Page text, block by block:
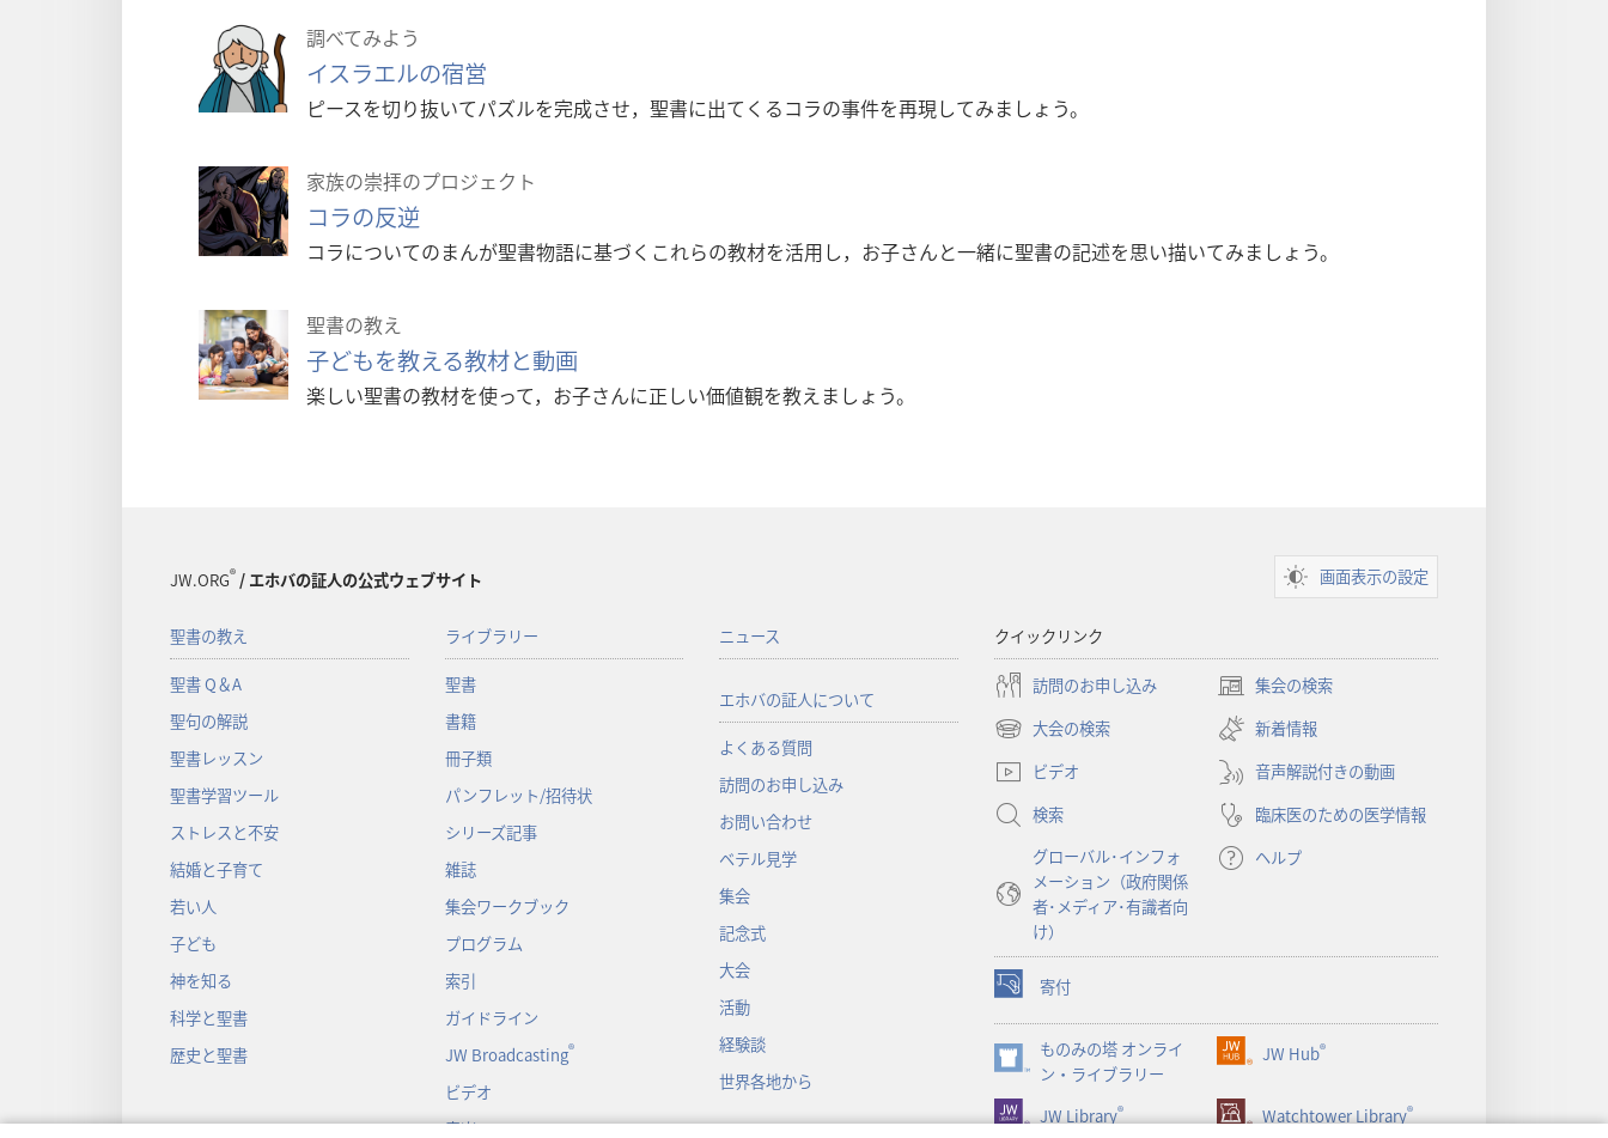
調べてみよう
イスラエルの宿営
ピースを切り抜いてパズルを完成させ，聖書に出てくるコラの事件を再現してみましょう。
家族の崇拝のプロジェクト
コラの反逆
コラについてのまんが聖書物語に基づくこれらの教材を活用し，お子さんと一緒に聖書の記述を思い描いてみましょう。
聖書の教え
子どもを教える教材と動画
楽しい聖書の教材を使って，お子さんに正しい価値観を教えましょう。
JW.ORG®/ エホバの証人の公式ウェブサイト 画面表示の設定
聖書の教え
聖書 Q＆A
聖句の解説
聖書レッスン
聖書学習ツール
ストレスと不安
結婚と子育て
若い人
子ども
神を知る
科学と聖書
歴史と聖書
ライブラリー
聖書
書籍
冊子類
パンフレット/招待状
シリーズ記事
雑誌
集会ワークブック
プログラム
索引
ガイドライン
JW Broadcasting®
ビデオ
音楽
ニュース
エホバの証人について
よくある質問
訪問のお申し込み
お問い合わせ
ベテル見学
集会
記念式
大会
活動
経験談
世界各地から
クイックリンク
訪問のお申し込み 集会の検索
（新
し
い
タ
ブ
で
開
く）
大会の検索
（新
し
タ
開
新着情報
ビデオ
音声解説付きの動画
検索
臨床医のための医学情報
グローバル･インフォ
メーション（政府関係
者･メディア･有識者向
け）
ヘルプ
寄付
（新
し
い
タ
ブ
で
ものみの塔 オンライ
ン・ライブラリー
（新
し
い
JW Hub®
（新
い
JW Library® Watchtower Library®